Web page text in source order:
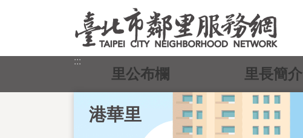
:::
港華里
里公布欄 里長簡介